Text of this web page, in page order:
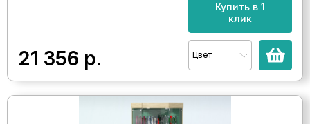
21 356 р.
Купить в 1
клик
Цвет